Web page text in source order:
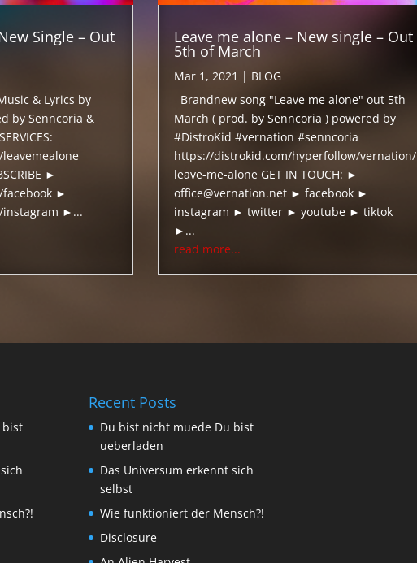
Single – Out
& Lyrics by
by Senncoria &
►
►
►...
Leave me alone – New single – Out
5th of March
Mar 1, 2021 | BLOG
Brandnew song "Leave me alone" out 5th
March ( prod. by Senncoria ) powered by
#DistroKid #vernation #senncoria
https://distrokid.com/hyperfollow/vernation/
leave-me-alone GET IN TOUCH: ►
office@vernation.net ► facebook ►
instagram ► twitter ► youtube ► tiktok
►...
read more...
bist
Recent Posts
Du bist nicht muede Du bist
ueberladen
Das Universum erkennt sich
selbst
Wie funktioniert der Mensch?!
Disclosure